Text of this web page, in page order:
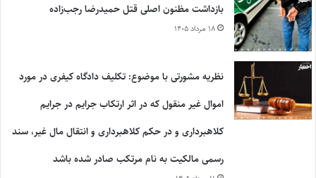
بازداشت مظنون اصلی قتل حمیدرضا رجب‌زاده
۱۸ مرداد ۱۴۰۵
نظریه مشورتی با موضوع: تکلیف دادگاه کیفری در مورد
اموال غیر منقول که در اثر ارتکاب جرایم در جرایم
کلاهبرداری و در حکم کلاهبرداری و انتقال مال غیر، سند
رسمی مالکیت به نام مرتکب صادر شده باشد